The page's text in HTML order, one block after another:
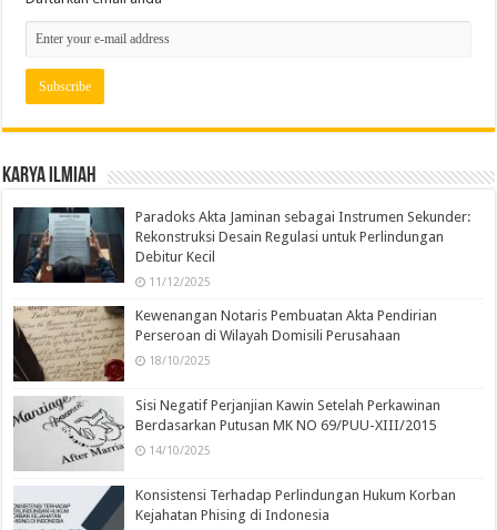
Karya Ilmiah
Paradoks Akta Jaminan sebagai Instrumen Sekunder:
Rekonstruksi Desain Regulasi untuk Perlindungan
Debitur Kecil
11/12/2025
Kewenangan Notaris Pembuatan Akta Pendirian
Perseroan di Wilayah Domisili Perusahaan
18/10/2025
Sisi Negatif Perjanjian Kawin Setelah Perkawinan
Berdasarkan Putusan MK NO 69/PUU-XIII/2015
14/10/2025
Konsistensi Terhadap Perlindungan Hukum Korban
Kejahatan Phising di Indonesia